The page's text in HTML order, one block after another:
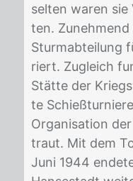
sel­ten wa­ren
ten.
Sturm­ab­tei­lung
riert. Zu­gleich
Stät­te der
te
Or­ga­ni­sa­ti­on
traut. Mit dem
Juni 1944